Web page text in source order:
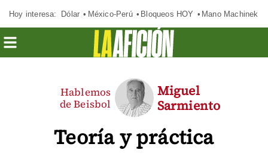
Hoy interesa: Dólar México-Perú Bloqueos HOY Mano Machinek
Teoría y práctica
Hablemos
de Beisbol
Miguel
Sarmiento